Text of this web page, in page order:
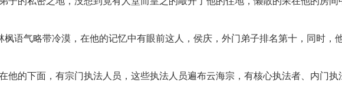
语气略带冷漠，在他的记忆中有眼前这人，侯庆，外门弟子排名第十，同时，
的下面，有宗门执法人员，这些执法人员遍布云海宗，有核心执法者、内门执